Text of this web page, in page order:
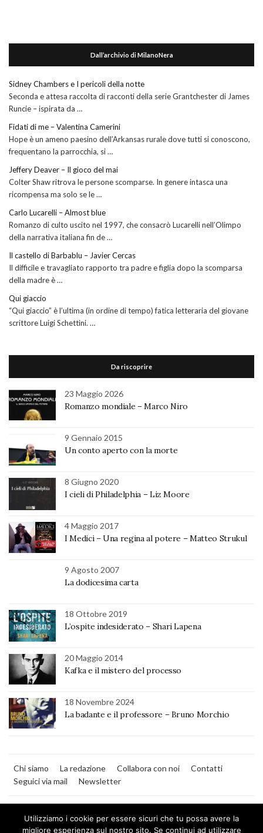
Dall’archivio di MilanoNera
Sidney Chambers e I pericoli della notte
Seconda e attesa raccolta di racconti della serie Grantchester di James
Runcie – ispirata da …
Fidati di me – Valentina Camerini
Hope è un ameno paesino dell’Arkansas rurale dove tutti si conoscono,
frequentano la parrocchia, si …
Jeffery Deaver – Il gioco del mai
Colter Shaw ritrova le persone scomparse. In genere intasca una
ricompensa ma solo se le …
Carlo Lucarelli – Almost blue
Romanzo di culto uscito nel 1997, che consacrò Lucarelli nell’Olimpo
della narrativa italiana fin de …
Il castello di Barbablu – Javier Cercas
Il difficile e travagliato rapporto tra padre e figlia dopo la scomparsa
della madre è …
Qui giaccio
“Qui giaccio” è l’ultima (in ordine di tempo) fatica letteraria del giovane
scrittore Luigi Schettini. …
Da riscoprire
23 Maggio 2026
Romanzo mondiale – Marco Niro
9 Gennaio 2015
Un conto aperto con la morte
8 Giugno 2020
I cieli di Philadelphia – Liz Moore
4 Maggio 2017
I Medici – Una regina al potere – Matteo Strukul
9 Agosto 2007
La dodicesima carta
18 Ottobre 2019
L’ospite indesiderato – Shari Lapena
20 Maggio 2014
Kafka e il mistero del processo
18 Novembre 2024
La badante e il professore – Bruno Morchio
Chi siamo La redazione Collabora con noi
Contatti
Seguici via mail
Newsletter
Utilizziamo i cookie per essere sicuri che tu possa avere la
migliore esperienza sul nostro sito. Se continui ad utilizzare